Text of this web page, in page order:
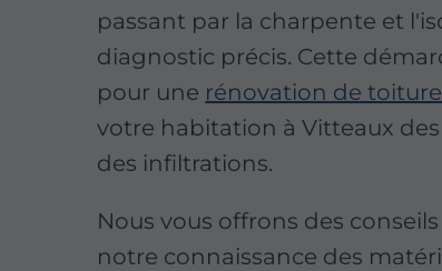
passant par la charpente et
diagnostic précis. Cette
pour une rénovation de toiture
votre habitation à Vitteaux
des infiltrations.
Nous vous offrons des
notre connaissance des